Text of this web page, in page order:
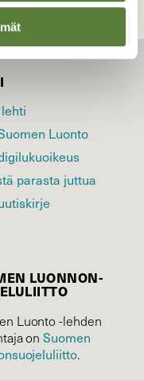
Luonto
parasta juttua
LUONNON­
Luonto -lehden
onSuomen
.